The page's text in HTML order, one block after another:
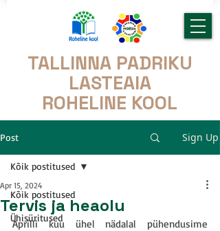
TALLINNA PADRIKU
LASTEAIA
ROHELINE KOOL
Post Sign Up
Kõik postitused
Ühisüritused
Kõik postitused
Tervis ja heaolu
Apr 15, 2024
Aprilli kuu ühel nädalal pühendusime